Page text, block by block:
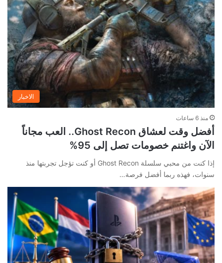
الاخبار
منذ 6 ساعات
أفضل وقت لعشاق Ghost Recon.. العب مجاناً
الآن واغتنم خصومات تصل إلى 95%
إذا كنت من محبي سلسلة Ghost Recon أو كنت تؤجل تجربتها منذ
سنوات، فهذه ربما أفضل فرصة…